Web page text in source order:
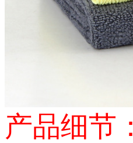
产品细节：